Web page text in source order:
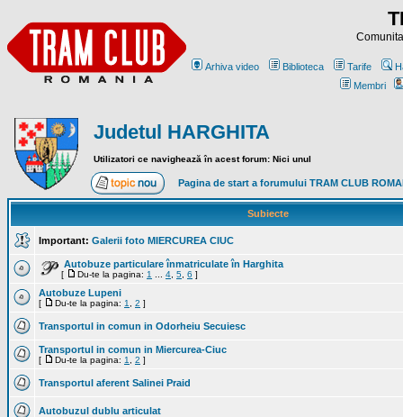
Arhiva video Biblioteca Tarife
Membri
Judetul HARGHITA
Utilizatori ce navighează în acest forum: Nici unul
Pagina de start a forumului TRAM CLUB
Subiecte
Important: Galerii foto MIERCUREA CIUC
Autobuze particulare înmatriculate în Harghita
[ Du-te la pagina: 1 4 5 6 ]
Autobuze Lupeni
[ Du-te la pagina: 1 2 ]
Transportul in comun in Odorheiu Secuiesc
Transportul in comun in Miercurea-Ciuc
[ Du-te la pagina: 1 2 ]
Transportul aferent Salinei Praid
Autobuzul dublu articulat